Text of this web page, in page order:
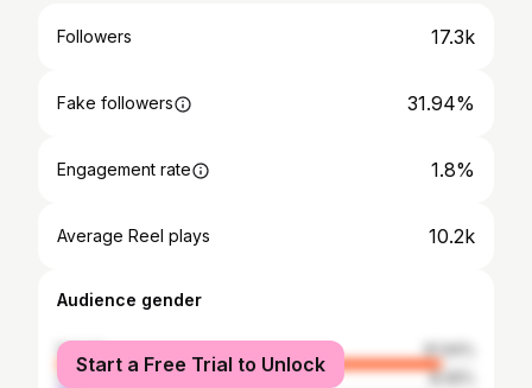
Followers 17.3k
Fake followers 31.94%
Engagement rate 1.8%
Average Reel plays 10.2k
Audience gender
female
91.94%
male
8.06%
Start a Free Trial to Unlock